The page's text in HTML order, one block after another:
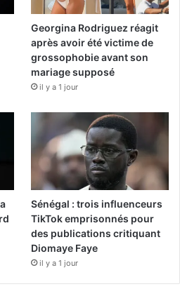
Georgina Rodriguez réagit
après avoir été victime de
grossophobie avant son
mariage supposé
il y a 1 jour
Sénégal : trois influenceurs
TikTok emprisonnés pour
des publications critiquant
Diomaye Faye
il y a 1 jour